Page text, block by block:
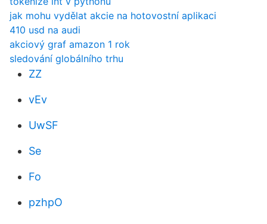
jak mohu vydělat akcie na hotovostní aplikaci
410 usd na audi
akciový graf amazon 1 rok
sledování globálního trhu
ZZ
vEv
UwSF
Se
Fo
pzhpO